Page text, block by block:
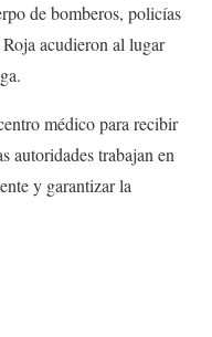
de bomberos, policías
acudieron al lugar
médico para recibir
autoridades trabajan en
y garantizar la